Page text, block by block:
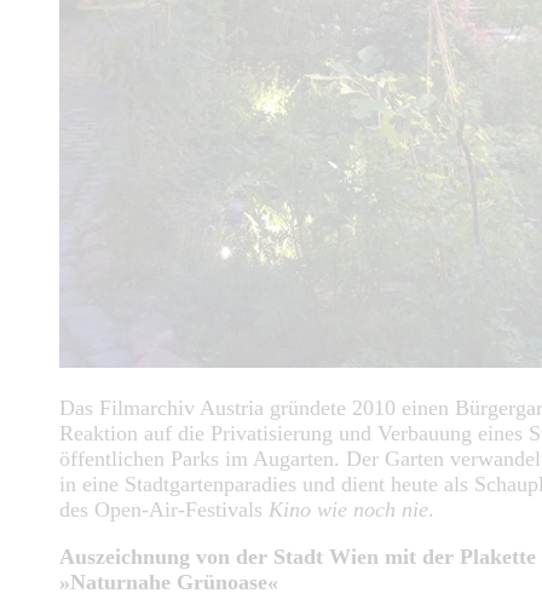
Das Filmarchiv Austria gründete 2010 einen
Reaktion auf die Privatisierung und Verbauung eines
öffentlichen Parks im Augarten. Der Garten
in eine Stadtgartenparadies und dient heute als
des Open-Air-Festivals Kino wie noch nie.
Auszeichnung von der Stadt Wien mit der Plakette
»Naturnahe Grünoase«